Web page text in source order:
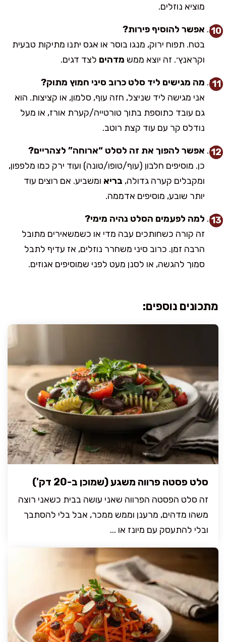
מוציא נוזלים.
אפשר להוסיף פירות?
בטח. תפוח ירוק, מנגו בוסר או אגס יתנו מתיקות טבעית
וקראנץ׳. זה יוצא ממש מדהים לצד דגים.
מה מגישים ליד סלט כרוב סיני חמוץ מתוק?
אני מגישה ליד שניצל, חזה עוף, סלמון, או קציצות. הוא
גם עובד כתוספת בתוך טורטייה/קערת אורז, או מעל
נודלס קר עם עוד קצת רוטב.
אפשר להפוך את זה לסלט “ארוחה” לצהריים?
כן. מוסיפים חלבון (עוף/טופו/טונה) ועוד ירק כמו מלפפון,
ומקבלים קערה גדולה, בריא ומשביע. אם רוצים עוד
יותר שובע, מוסיפים אדממה.
למה לפעמים הסלט נהיה מימי?
זה קורה כשחותכים עבה מדי או כשמשאירים מתובל
הרבה זמן. כרוב סיני משחרר נוזלים, אז עדיף לתבל
סמוך להגשה, או לסנן מעט לפני שמוסיפים אגוזים.
מתכונים נוספים:
סלט פסטה פרווה משגע (שמוכן ב-20 דק')
זה סלט הפסטה הפרווה שאני עושה בבית כשאני רוצה
משהו מדהים, מרענן וממש ממכר, אבל בלי להסתבך
ובלי להתעסק עם מיונז או ...